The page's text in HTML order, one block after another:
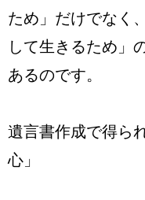
ため」だけでなく
して生きるため」
あるのです。
遺言書作成で得ら
心」